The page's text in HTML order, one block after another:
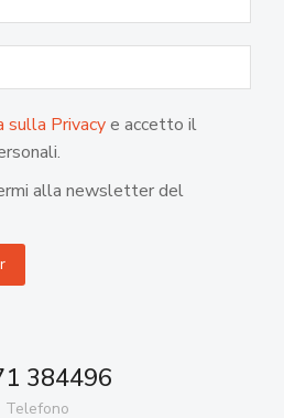
sulla Privacye accetto il
alla newsletter del
384496
Telefono